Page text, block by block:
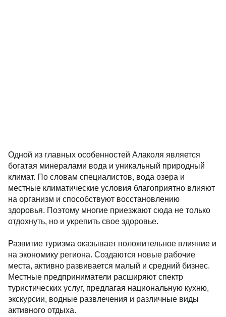
Одной из главных особенностей Алаколя является
богатая минералами вода и уникальный природный
климат. По словам специалистов, вода озера и
местные климатические условия благоприятно влияют
на организм и способствуют восстановлению
здоровья. Поэтому многие приезжают сюда не только
отдохнуть, но и укрепить свое здоровье.
Развитие туризма оказывает положительное влияние и
на экономику региона. Создаются новые рабочие
места, активно развивается малый и средний бизнес.
Местные предприниматели расширяют спектр
туристических услуг, предлагая национальную кухню,
экскурсии, водные развлечения и различные виды
активного отдыха.